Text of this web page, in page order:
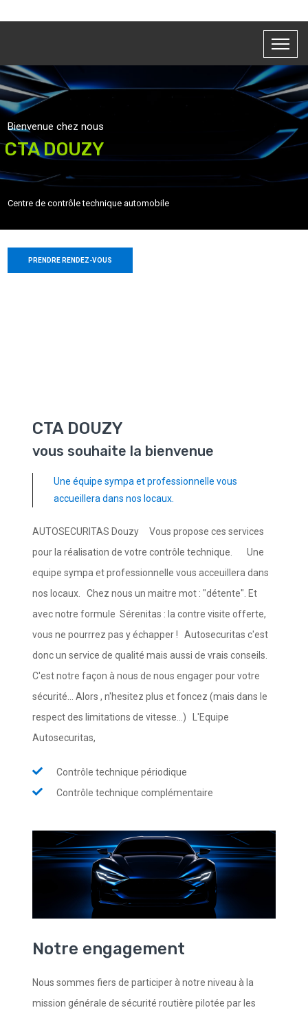
Bienvenue chez nous
CTA DOUZY
Centre de contrôle technique automobile
PRENDRE RENDEZ-VOUS
CTA DOUZY
vous souhaite la bienvenue
Une équipe sympa et professionnelle vous
accueillera dans nos locaux.
AUTOSECURITAS Douzy Vous propose ces services
pour la réalisation de votre contrôle technique. Une
equipe sympa et professionnelle vous acceuillera dans
nos locaux. Chez nous un maitre mot : "détente". Et
avec notre formule Sérenitas : la contre visite offerte,
vous ne pourrrez pas y échapper ! Autosecuritas c'est
donc un service de qualité mais aussi de vrais conseils.
C'est notre façon à nous de nous engager pour votre
sécurité... Alors , n'hesitez plus et foncez (mais dans le
respect des limitations de vitesse...) L'Equipe
Autosecuritas,
Contrôle technique périodique
Contrôle technique complémentaire
Notre engagement
Nous sommes fiers de participer à notre niveau à la
mission générale de sécurité routière pilotée par les